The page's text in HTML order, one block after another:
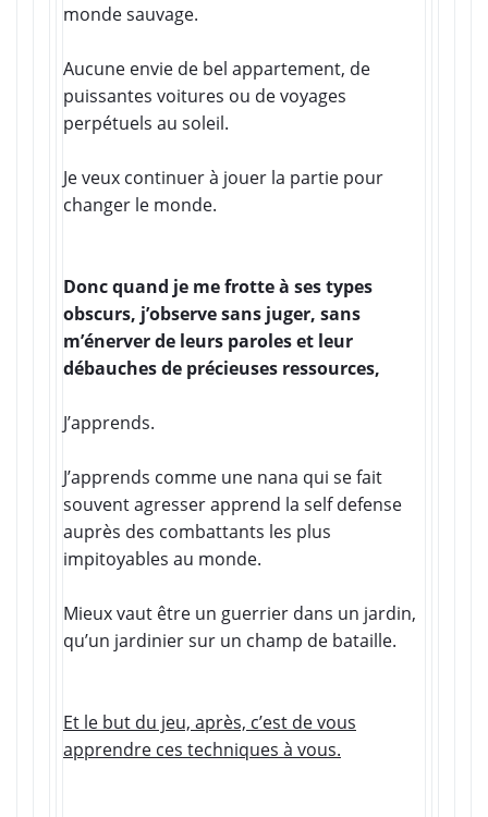
monde sauvage.
Aucune envie de bel appartement, de
puissantes voitures ou de voyages
perpétuels au soleil.
Je veux continuer à jouer la partie pour
changer le monde.
Donc quand je me frotte à ses types
obscurs, j’observe sans juger, sans
m’énerver de leurs paroles et leur
débauches de précieuses ressources,
J’apprends.
J’apprends comme une nana qui se fait
souvent agresser apprend la self defense
auprès des combattants les plus
impitoyables au monde.
Mieux vaut être un guerrier dans un jardin,
qu’un jardinier sur un champ de bataille.
Et le but du jeu, après, c’est de vous
apprendre ces techniques à vous.